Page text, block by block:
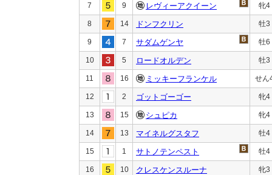
7 9 レヴィーアクイーン 牝4
8 14 ドンフクリン 牡3
9 7 サダムゲンヤ 牡6
10 5 ロードオルデン 牡3
11 16 ミッキーフランケル せん
12 2 ゴットゴーゴー 牝4
13 15 シュピカ 牝4
14 13 マイネルグスタフ 牡4
15 1 サトノテンペスト 牡4
16 10 クレスケンスルーナ 牝3